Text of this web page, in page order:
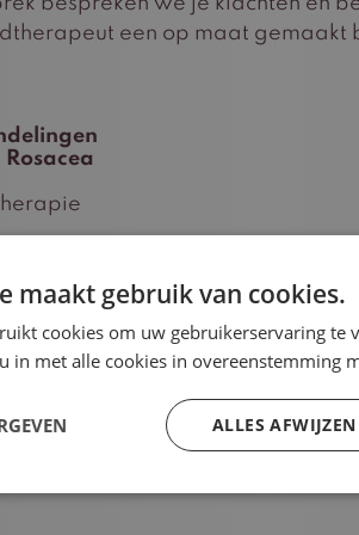
een op maat gemaakt
skin booster
maakt gebruik van cookies.
cookies om uw gebruikerservaring te
in met alle cookies in overeenstemming
ALLES AFWIJZEN